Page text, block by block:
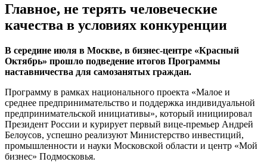
Главное, не терять человеческие
качества в условиях конкуренции
В середине июля в Москве, в бизнес-центре «Красный
Октябрь» прошло подведение итогов Программы
наставничества для самозанятых граждан.
Программу в рамках национального проекта «Малое и
среднее предпринимательство и поддержка индивидуальной
предпринимательской инициативы», который инициировал
Президент России и курирует первый вице-премьер Андрей
Белоусов, успешно реализуют Министерство инвестиций,
промышленности и науки Московской области и центр «Мой
бизнес» Подмосковья.